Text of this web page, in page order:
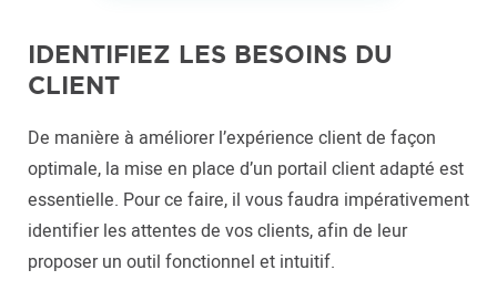
IDENTIFIEZ LES BESOINS DU
CLIENT
De manière à améliorer l’expérience client de façon
optimale, la mise en place d’un portail client adapté est
essentielle. Pour ce faire, il vous faudra impérativement
identifier les attentes de vos clients, afin de leur
proposer un outil fonctionnel et intuitif.